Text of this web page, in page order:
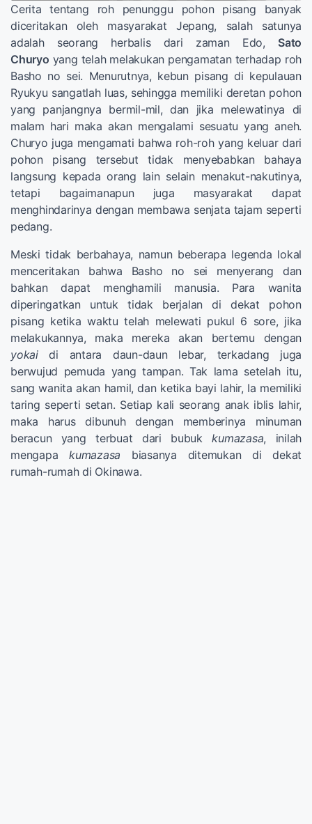
Cerita tentang roh penunggu pohon pisang banyak
diceritakan oleh masyarakat Jepang, salah satunya
adalah seorang herbalis dari zaman Edo, Sato
Churyo yang telah melakukan pengamatan terhadap roh
Basho no sei. Menurutnya, kebun pisang di kepulauan
Ryukyu sangatlah luas, sehingga memiliki deretan pohon
yang panjangnya bermil-mil, dan jika melewatinya di
malam hari maka akan mengalami sesuatu yang aneh.
Churyo juga mengamati bahwa roh-roh yang keluar dari
pohon pisang tersebut tidak menyebabkan bahaya
langsung kepada orang lain selain menakut-nakutinya,
tetapi bagaimanapun juga masyarakat dapat
menghindarinya dengan membawa senjata tajam seperti
pedang.
Meski tidak berbahaya, namun beberapa legenda lokal
menceritakan bahwa Basho no sei menyerang dan
bahkan dapat menghamili manusia. Para wanita
diperingatkan untuk tidak berjalan di dekat pohon
pisang ketika waktu telah melewati pukul 6 sore, jika
melakukannya, maka mereka akan bertemu dengan
yokaidi antara daun-daun lebar, terkadang juga
berwujud pemuda yang tampan. Tak lama setelah itu,
sang wanita akan hamil, dan ketika bayi lahir, Ia memiliki
taring seperti setan. Setiap kali seorang anak iblis lahir,
maka harus dibunuh dengan memberinya minuman
beracun yang terbuat dari bubukkumazasa, inilah
mengapa kumazasa biasanya ditemukan di dekat
rumah-rumah di Okinawa.